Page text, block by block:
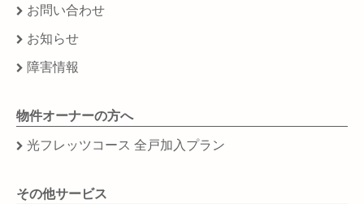
お問い合わせ
お知らせ
障害情報
物件オーナーの方へ
光フレッツコース 全戸加入プラン
その他サービス